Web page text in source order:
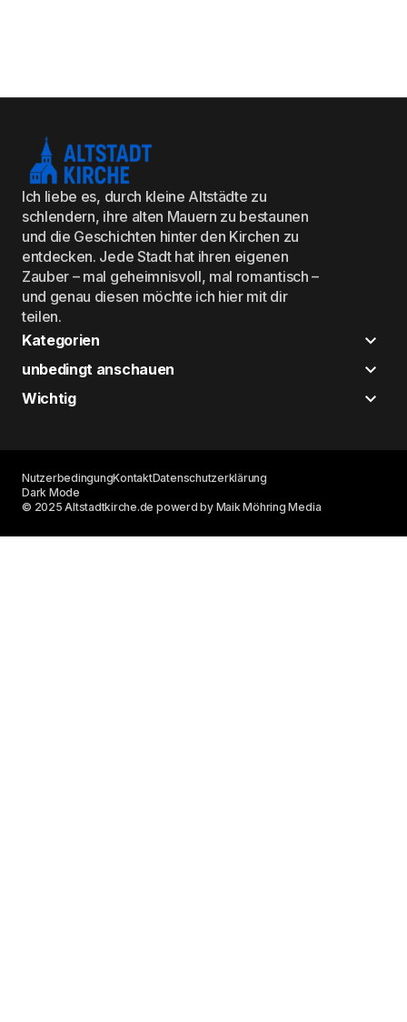
Ich liebe es, durch kleine Altstädte zu
schlendern, ihre alten Mauern zu bestaunen
und die Geschichten hinter den Kirchen zu
entdecken. Jede Stadt hat ihren eigenen
Zauber – mal geheimnisvoll, mal romantisch –
und genau diesen möchte ich hier mit dir
teilen.
Kategorien
unbedingt anschauen
Wichtig
© 2025 Altstadtkirche.de powerd by Maik Möhring Media
NutzerbedingungKontaktDatenschutzerklärung
Dark Mode